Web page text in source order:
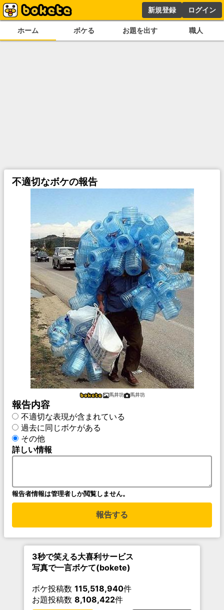
新規登録 ログイン
ホーム ボケる お題を出す 職人
不適切なボケの報告
馬井坊 馬井坊
報告内容
不適切な表現が含まれている
過去に同じボケがある
その他
詳しい情報
報告者情報は管理者しか閲覧しません。
報告する
3秒で笑える大喜利サービス
写真で一言ボケて(bokete)
ボケ投稿数 115,518,940件
お題投稿数 8,108,422件